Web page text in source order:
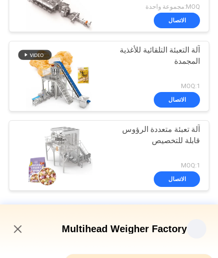
MOQ:مجموعة واحدة
الاتصال
آلة التعبئة التلقائية للأغذية
المجمدة
MOQ:1
الاتصال
آلة تعبئة متعددة الرؤوس
قابلة للتخصيص
MOQ:1
الاتصال
الصفيحة العمودية المتعددة الرؤوس الوزن الكيس الخبز الثانوية آلة
Multihead Weigher Factory